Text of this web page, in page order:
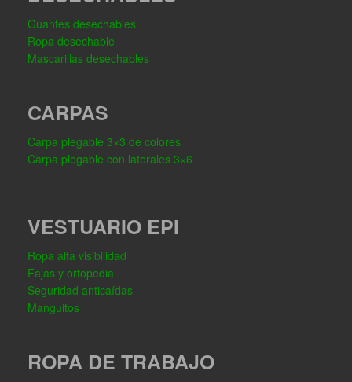
Guantes desechables
Ropa desechable
Mascarillas desechables
CARPAS
Carpa plegable 3×3 de colores
Carpa plegable con laterales 3×6
VESTUARIO EPI
Ropa alta visibilidad
Fajas y ortopedia
Seguridad anticaídas
Manguitos
ROPA DE TRABAJO